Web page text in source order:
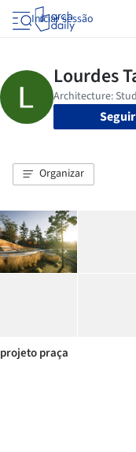
Iniciar sessão
Seguir
Organizar
projeto praça